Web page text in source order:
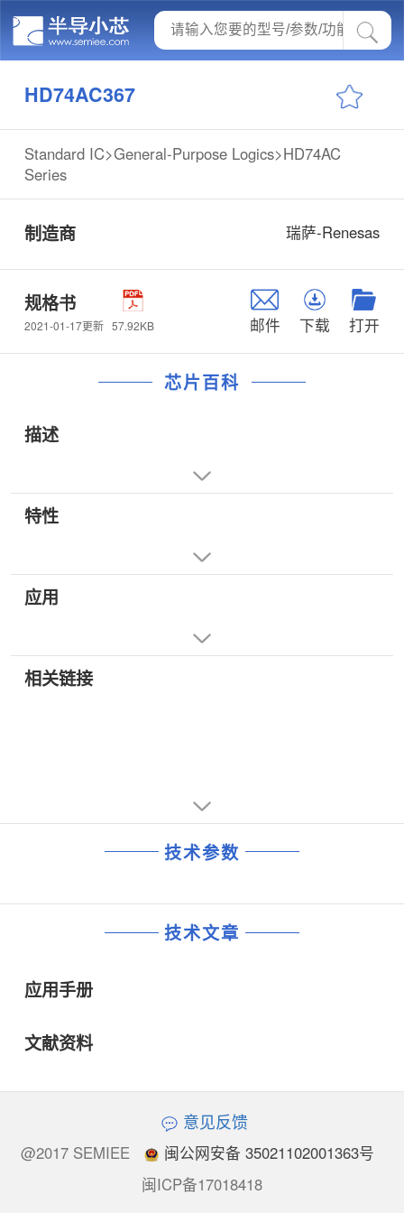
HD74AC367
Standard IC>General-Purpose Logics>HD74AC
Series
制造商 瑞萨-Renesas
规格书
2021-01-17更新 57.92KB 邮件 下载 打开
芯片百科
描述
特性
应用
相关链接
技术参数
技术文章
应用手册
文献资料
意见反馈
@2017 SEMIEE
闽公网安备 35021102001363号
闽ICP备17018418